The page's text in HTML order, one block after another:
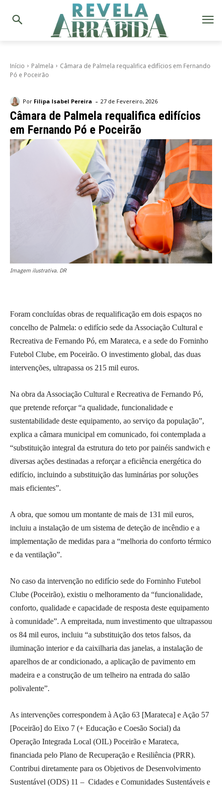
Início Palmela
Câmara de Palmela requalifica edifícios em Fernando
Pó e Poceirão
Por Filipa Isabel Pereira - 27 de Fevereiro, 2026
Câmara de Palmela requalifica edifícios
em Fernando Pó e Poceirão
Imagem ilustrativa. DR
Foram concluídas obras de requalificação em dois espaços no
concelho de Palmela: o edifício sede da Associação Cultural e
Recreativa de Fernando Pó, em Marateca, e a sede do Forninho
Futebol Clube, em Poceirão. O investimento global, das duas
intervenções, ultrapassa os 215 mil euros.
Na obra da Associação Cultural e Recreativa de Fernando Pó,
que pretende reforçar “a qualidade, funcionalidade e
sustentabilidade deste equipamento, ao serviço da população”,
explica a câmara municipal em comunicado, foi contemplada a
“substituição integral da estrutura do teto por painéis sandwich e
diversas ações destinadas a reforçar a eficiência energética do
edifício, incluindo a substituição das luminárias por soluções
mais eficientes”.
A obra, que somou um montante de mais de 131 mil euros,
incluiu a instalação de um sistema de deteção de incêndio e a
implementação de medidas para a “melhoria do conforto térmico
e da ventilação”.
No caso da intervenção no edifício sede do Forninho Futebol
Clube (Poceirão), existiu o melhoramento da “funcionalidade,
conforto, qualidade e capacidade de resposta deste equipamento
à comunidade”. A empreitada, num investimento que ultrapassou
os 84 mil euros, incluiu “a substituição dos tetos falsos, da
iluminação interior e da caixilharia das janelas, a instalação de
aparelhos de ar condicionado, a aplicação de pavimento em
madeira e a construção de um telheiro na entrada do salão
polivalente”.
As intervenções correspondem à Ação 63 [Marateca] e Ação 57
[Poceirão] do Eixo 7 (+ Educação e Coesão Social) da
Operação Integrada Local (OIL) Poceirão e Marateca,
financiada pelo Plano de Recuperação e Resiliência (PRR).
Contribui diretamente para os Objetivos de Desenvolvimento
Sustentável (ODS) 11 – Cidades e Comunidades Sustentáveis e